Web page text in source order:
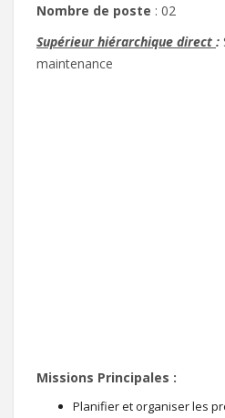
Nombre de poste : 02
Supérieur hiérarchique direct :
maintenance
Missions Principales :
Planifier et organiser les